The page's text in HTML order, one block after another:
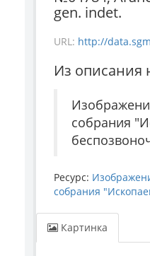
gen. indet.
URL: http://data.sgm.ru/dataset/187b9a71-4c85-43ec-99fe-
Из описания
собрания
Ресурс:
собрания
Картинка